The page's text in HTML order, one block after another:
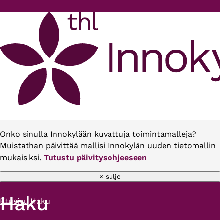
Onko sinulla Innokylään kuvattuja toimintamalleja?
Muistathan päivittää mallisi Innokylän uuden tietomallin
mukaisiksi. Tutustu päivitysohjeeseen
× sulje
Murupolku
Etusivu Haku
Haku